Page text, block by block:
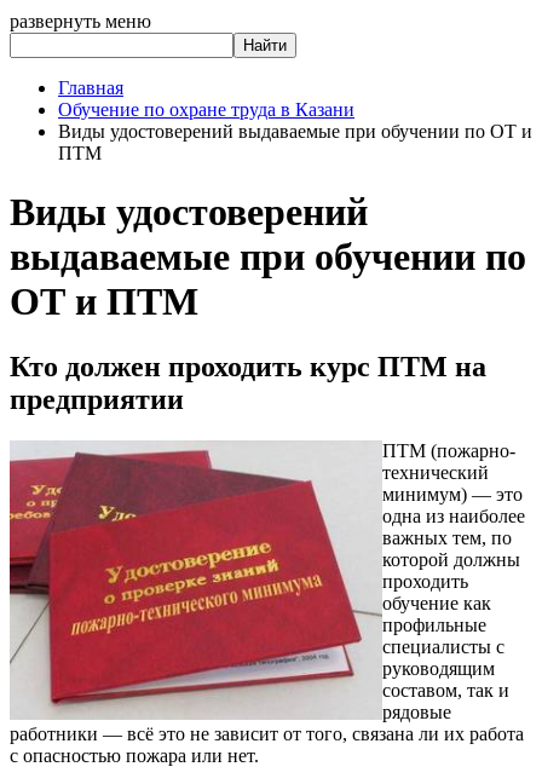
развернуть меню
Главная
Обучение по охране труда в Казани
Виды удостоверений выдаваемые при обучении по ОТ и
ПТМ
Виды удостоверений
выдаваемые при обучении по
ОТ и ПТМ
Кто должен проходить курс ПТМ на
предприятии
ПТМ (пожарно-
технический
минимум) — это
одна из наиболее
важных тем, по
которой должны
проходить
обучение как
профильные
специалисты с
руководящим
составом, так и
рядовые
работники — всё это не зависит от того, связана ли их работа
с опасностью пожара или нет.